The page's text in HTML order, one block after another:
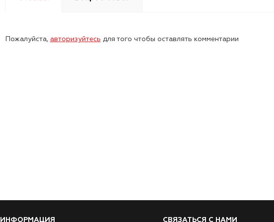
Пожалуйста, авторизуйтесь для того чтобы оставлять комментарии
ИНФОРМАЦИЯ СВЯЗАТЬСЯ С НАМИ